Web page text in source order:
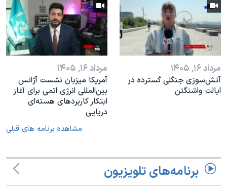
مرداد ۱۶, ۱۴۰۵
آتش‌سوزی جنگلی گسترده در
ایالت واشنگتن
مرداد ۱۶, ۱۴۰۵
آمریکا میزبان نشست آژانس
بین‌المللی انرژی اتمی برای آغاز
ابتکار کاربردهای هسته‌ای
دریایی
مشاهده برنامه های قبلی
برنامه‌های تلویزیون